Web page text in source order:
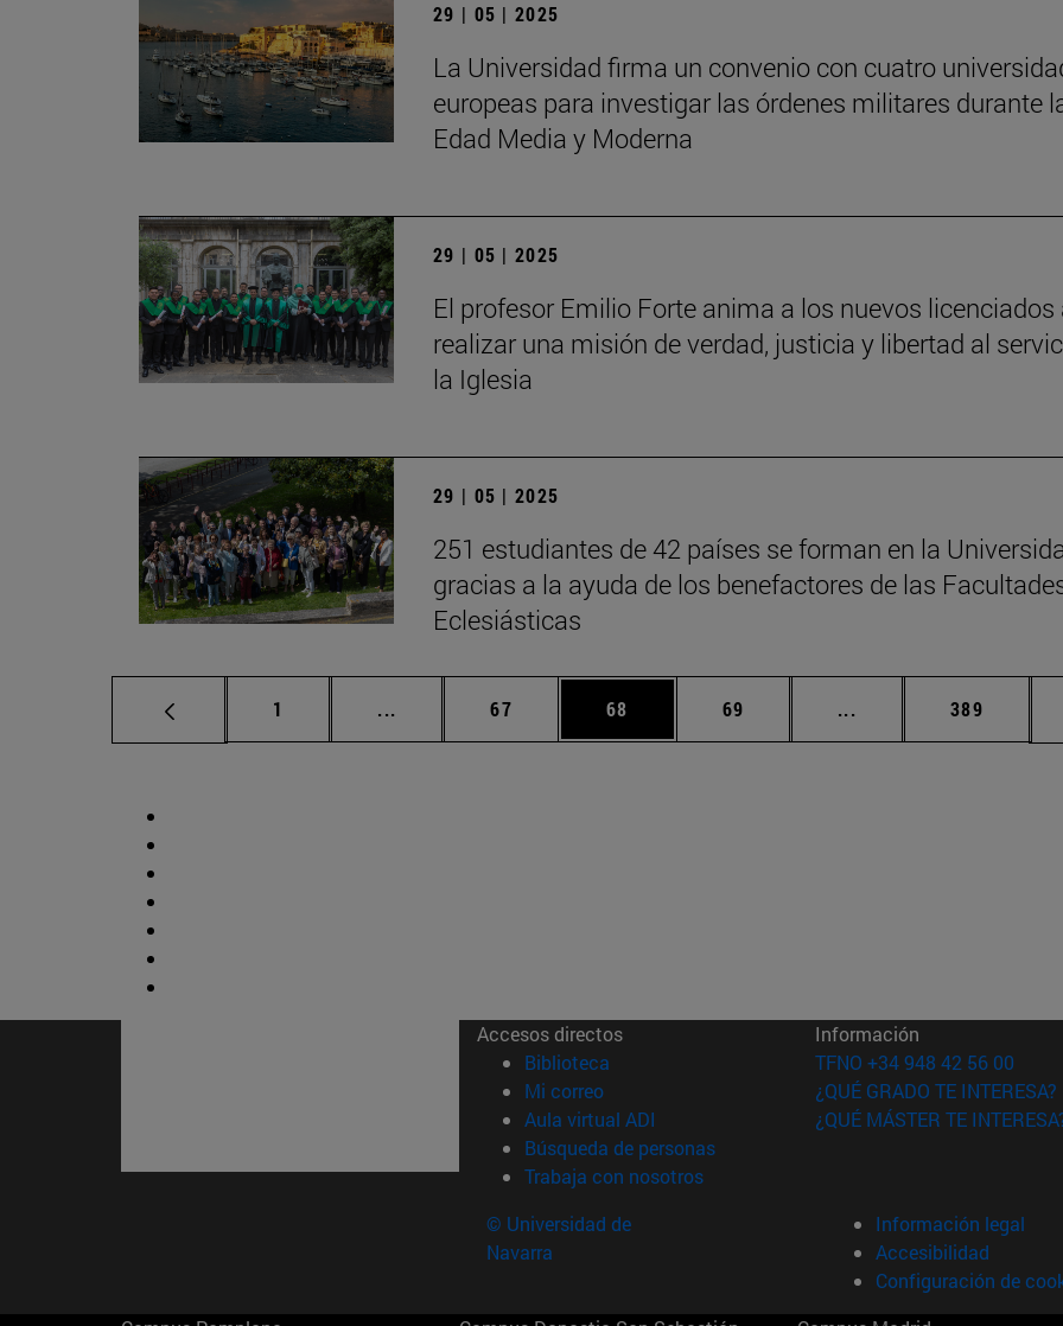
29 | 05 | 2025
La Universidad firma un convenio con cuatro
europeas para investigar las órdenes militares durante
Edad Media y Moderna
29 | 05 | 2025
El profesor Emilio Forte anima a los nuevos licenciados
realizar una misión de verdad, justicia y libertad al
la Iglesia
29 | 05 | 2025
251 estudiantes de 42 países se forman en la
gracias a la ayuda de los benefactores de las
Eclesiásticas
Página
1 ... Páginas intermedias Use TAB para desplazarse.
Página
67 Página
68 Página
69 ... Páginas intermedias
Página
389
Accesos directos
Biblioteca (abre en nueva ventana)
Mi correo(abre en nueva ventana)
Aula virtual ADI (abre en nueva ventana)
Búsqueda de personas(abre en nueva ventana)
Trabaja con nosotros(abre en nueva ventana)
Información
TFNO +34 948 42 56 00
¿QUÉ GRADO TE INTERESA?
¿QUÉ MÁSTER TE
© Universidad de
Navarra
Información legal
Accesibilidad
Configuración de